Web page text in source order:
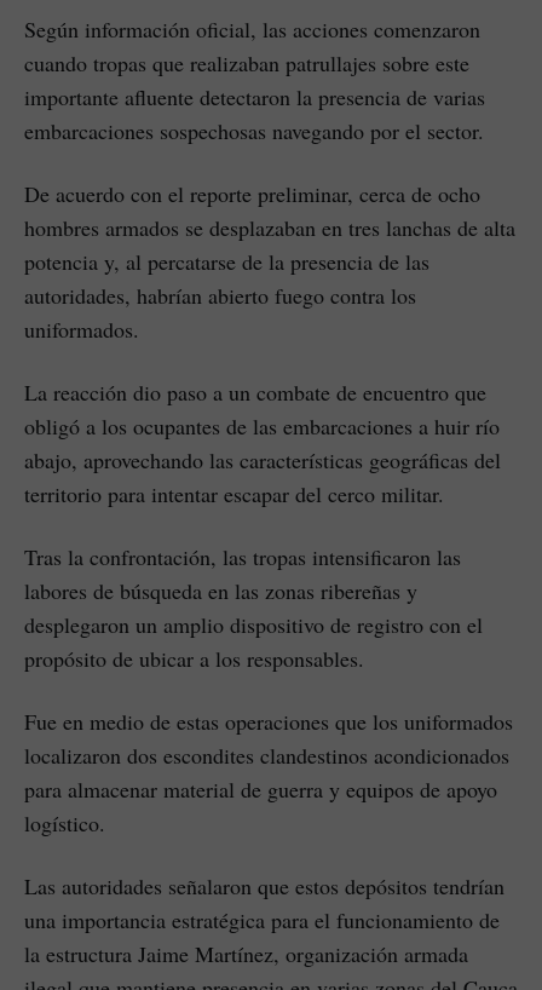
Según información oficial, las acciones comenzaron
cuando tropas que realizaban patrullajes sobre este
importante afluente detectaron la presencia de varias
embarcaciones sospechosas navegando por el sector.
De acuerdo con el reporte preliminar, cerca de ocho
hombres armados se desplazaban en tres lanchas de alta
potencia y, al percatarse de la presencia de las
autoridades, habrían abierto fuego contra los
uniformados.
La reacción dio paso a un combate de encuentro que
obligó a los ocupantes de las embarcaciones a huir río
abajo, aprovechando las características geográficas del
territorio para intentar escapar del cerco militar.
Tras la confrontación, las tropas intensificaron las
labores de búsqueda en las zonas ribereñas y
desplegaron un amplio dispositivo de registro con el
propósito de ubicar a los responsables.
Fue en medio de estas operaciones que los uniformados
localizaron dos escondites clandestinos acondicionados
para almacenar material de guerra y equipos de apoyo
logístico.
Las autoridades señalaron que estos depósitos tendrían
una importancia estratégica para el funcionamiento de
la estructura Jaime Martínez, organización armada